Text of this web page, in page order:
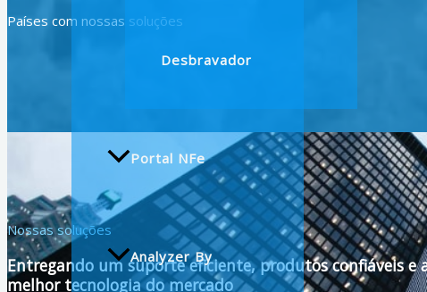
Desbravador
Portal NFe
Analyzer By
Países com nossas soluções
Nossas soluções
Entregando um suporte eficiente, produtos confiáveis e
melhor tecnologia do mercado